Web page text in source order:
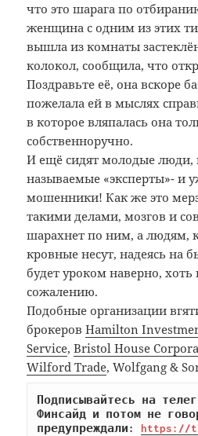
что это шарага по
женщина с одним из этих
вышла из комнаты
колокол, сообщила, что
Поздравьте её, она вскоре
пожелала ей в мыслях
в которое вляпалась она
собственноручно.
И ещё сидят молодые
называемые «эксперты»- и
мошенники! Как же это
такими делами, мозгов и
шарахнет по ним, а людям,
кровные несут, надеясь на
будет уроком наверно,
сожалению.
Подобные организации
брокеровHamilton
Service,Bristol House
Wilford Trade, Wolfgang &
Подписывайтесь на
Финсайд и потом не
предупреждали: https://